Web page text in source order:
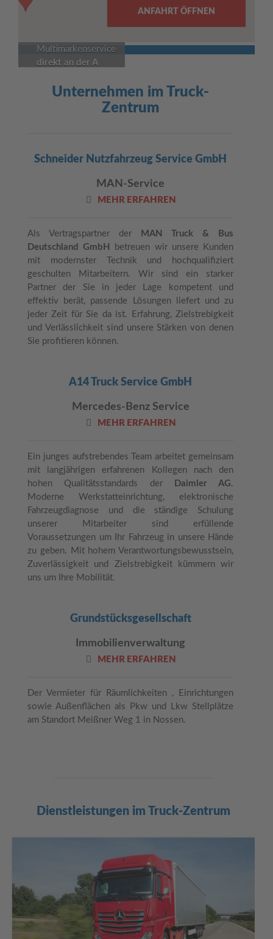
Multimarkenservice
direkt an der A
Nossen Nord.
ANFAHRT ÖFFNEN
Unternehmen im Truck-
Zentrum
Schneider Nutzfahrzeug Service GmbH
MAN-Service
MEHR ERFAHREN
Als Vertragspartner der
MAN Truck & Bus
Deutschland GmbH
betreuen wir unsere Kunden
mit modernster Technik und hochqualifiziert
geschulten Mitarbeitern. Wir sind ein starker
Partner der Sie in jeder Lage kompetent und
effektiv berät, passende Lösungen liefert und zu
jeder Zeit für Sie da ist. Erfahrung, Zielstrebigkeit
und Verlässlichkeit sind unsere Stärken von denen
Sie profitieren können.
A14 Truck Service GmbH
Mercedes-Benz Service
MEHR ERFAHREN
Ein junges aufstrebendes Team arbeitet gemeinsam
mit langjährigen erfahrenen Kollegen nach den
hohen Qualitätsstandards der
Daimler AG.
Moderne Werkstatteinrichtung, elektronische
Fahrzeugdiagnose und die ständige Schulung
unserer Mitarbeiter sind erfüllende
Voraussetzungen um Ihr Fahrzeug in unsere Hände
zu geben. Mit hohem Verantwortungsbewusstsein,
Zuverlässigkeit und Zielstrebigkeit kümmern wir
uns um Ihre Mobilität.
Grundstücks­gesellschaft
Immobilienverwaltung
MEHR ERFAHREN
Der Vermieter für Räumlichkeiten , Einrichtungen
sowie Außenflächen als Pkw und Lkw Stellplätze
am Standort Meißner Weg 1 in Nossen.
Dienstleistungen im Truck-Zentrum